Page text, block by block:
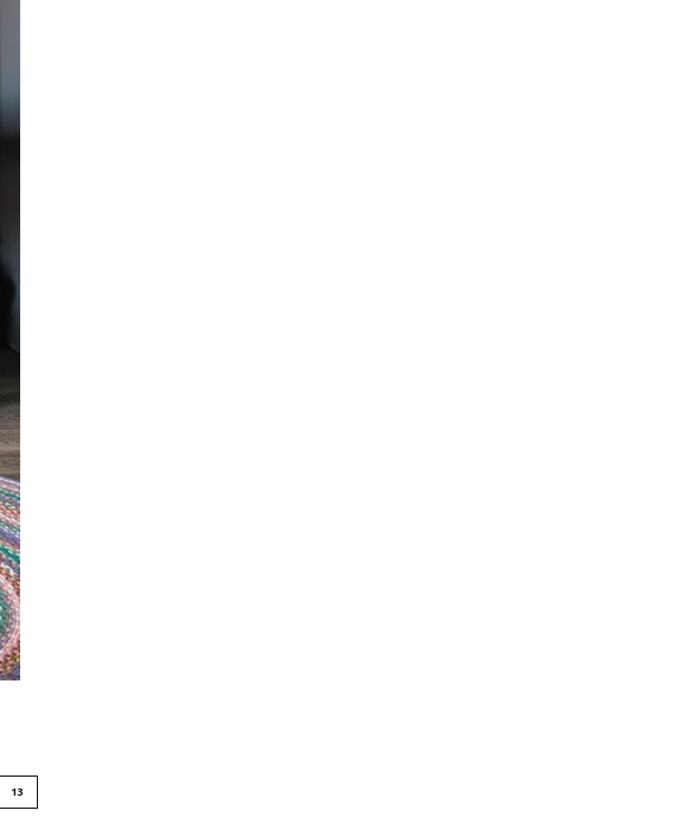
13